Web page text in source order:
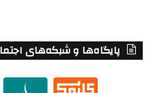
پایگاه‌ها و شبکه‌های